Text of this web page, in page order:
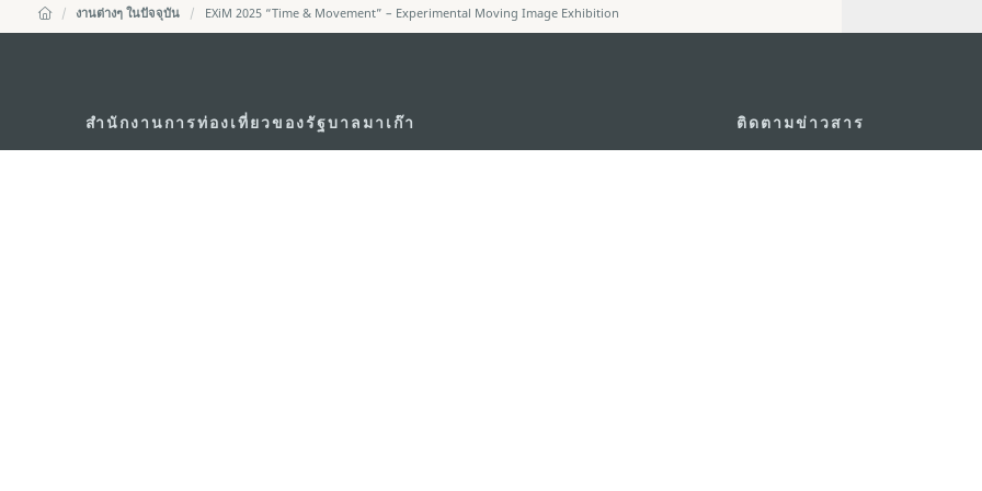
งานต่างๆ ในปัจจุบัน EXiM 2025 “Time & Movement” – Experimental Moving Image Exhibition
สำนักงานการท่องเที่ยวของรัฐบาลมาเก๊า ติดตามข่าวสาร